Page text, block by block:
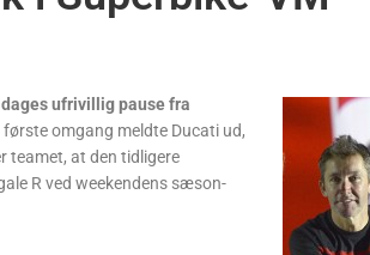
ufrivillig pause fra
omgang meldte Ducati ud,
teamet, at den tidligere
R ved weekendens sæson-